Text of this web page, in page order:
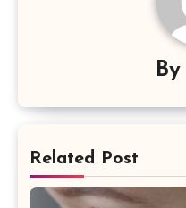
By
Related Post